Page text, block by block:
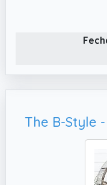
grandes, sin
✔️ Material
ambiente:
cuarzo precisos
precisa.
✔️ Sin tictac y
escaneo
AA, no